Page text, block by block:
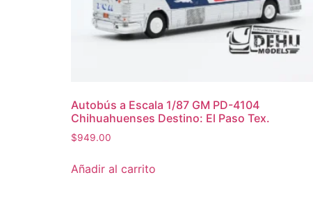
Autobús a Escala 1/87 GM PD-4104
Chihuahuenses Destino: El Paso Tex.
$949.00
Añadir al carrito